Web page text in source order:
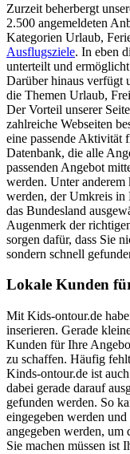
Zurzeit beherbergt
2.500 angemeldeten
Kategorien Urlaub,
Ausflugsziele. In eben
unterteilt und
Darüber hinaus verfügt
die Themen Urlaub,
Der Vorteil unserer
zahlreiche Webseiten
eine passende Aktivität
Datenbank, die alle
passenden Angebot
werden. Unter anderem
werden, der Umkreis in
das Bundesland
Augenmerk der
sorgen dafür, dass Sie
sondern schnell
Lokale Kunden
Mit Kids-ontour.de
inserieren. Gerade
Kunden für Ihre
zu schaffen. Häufig
Kinds-ontour.de ist
dabei gerade darauf
gefunden werden. So
eingegeben werden
angegeben werden, um
Sie machen müssen ist